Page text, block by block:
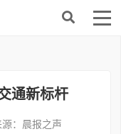
通新标杆
源：晨报之声